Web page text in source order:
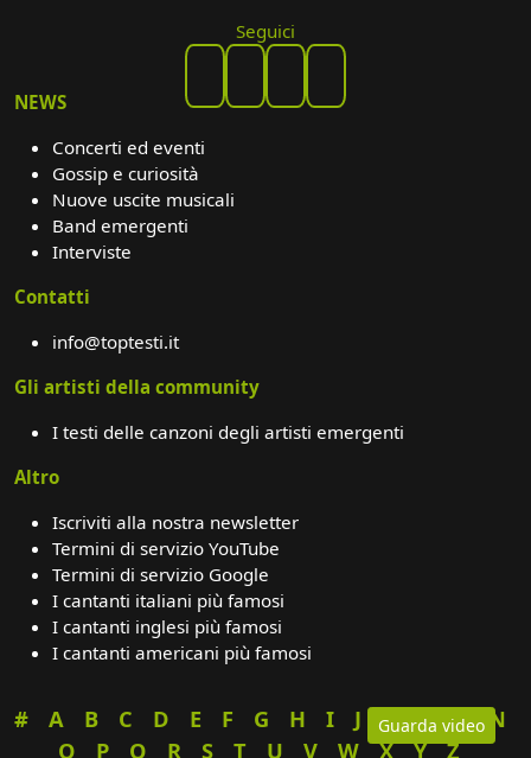
Guarda video
Seguici
NEWS
Concerti ed eventi
Gossip e curiosità
Nuove uscite musicali
Band emergenti
Interviste
Contatti
info@toptesti.it
Gli artisti della community
I testi delle canzoni degli artisti emergenti
Altro
Iscriviti alla nostra newsletter
Termini di servizio YouTube
Termini di servizio Google
I cantanti italiani più famosi
I cantanti inglesi più famosi
I cantanti americani più famosi
# A B C D E F G H I J K L M
N
O
P Q R S T U V W X Y Z